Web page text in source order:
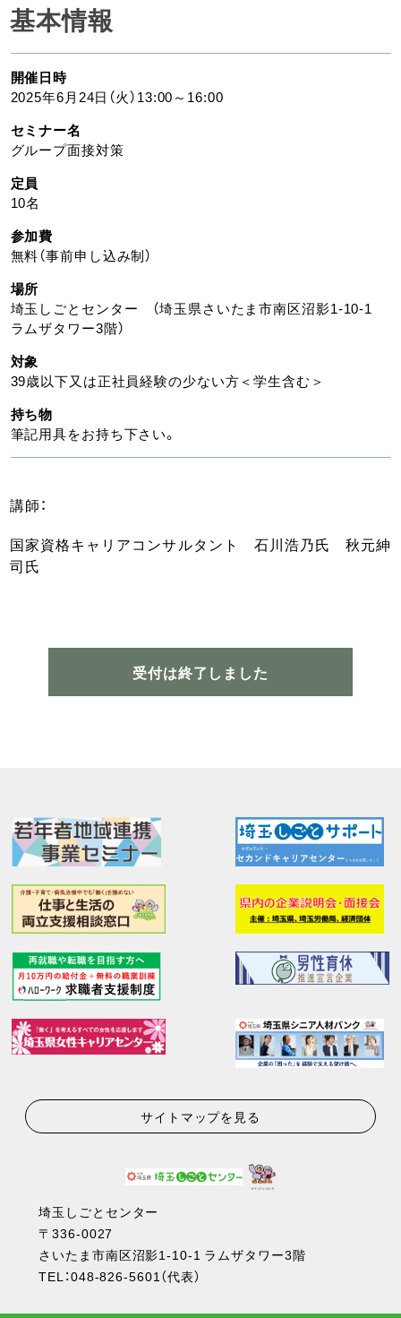
基本情報
開催日時
2025年6月24日（火）13:00～16:00
セミナー名
グループ面接対策
定員
10名
参加費
無料（事前申し込み制）
場所
埼玉しごとセンター （埼玉県さいたま市南区沼影1-10-1
ラムザタワー3階）
対象
39歳以下又は正社員経験の少ない方＜学生含む＞
持ち物
筆記用具をお持ち下さい。
講師：
国家資格キャリアコンサルタント 石川浩乃氏 秋元紳
司氏
受付は終了しました
サイトマップを見る
埼玉しごとセンター
〒336-0027
さいたま市南区沼影1-10-1 ラムザタワー3階
TEL：048-826-5601（代表）